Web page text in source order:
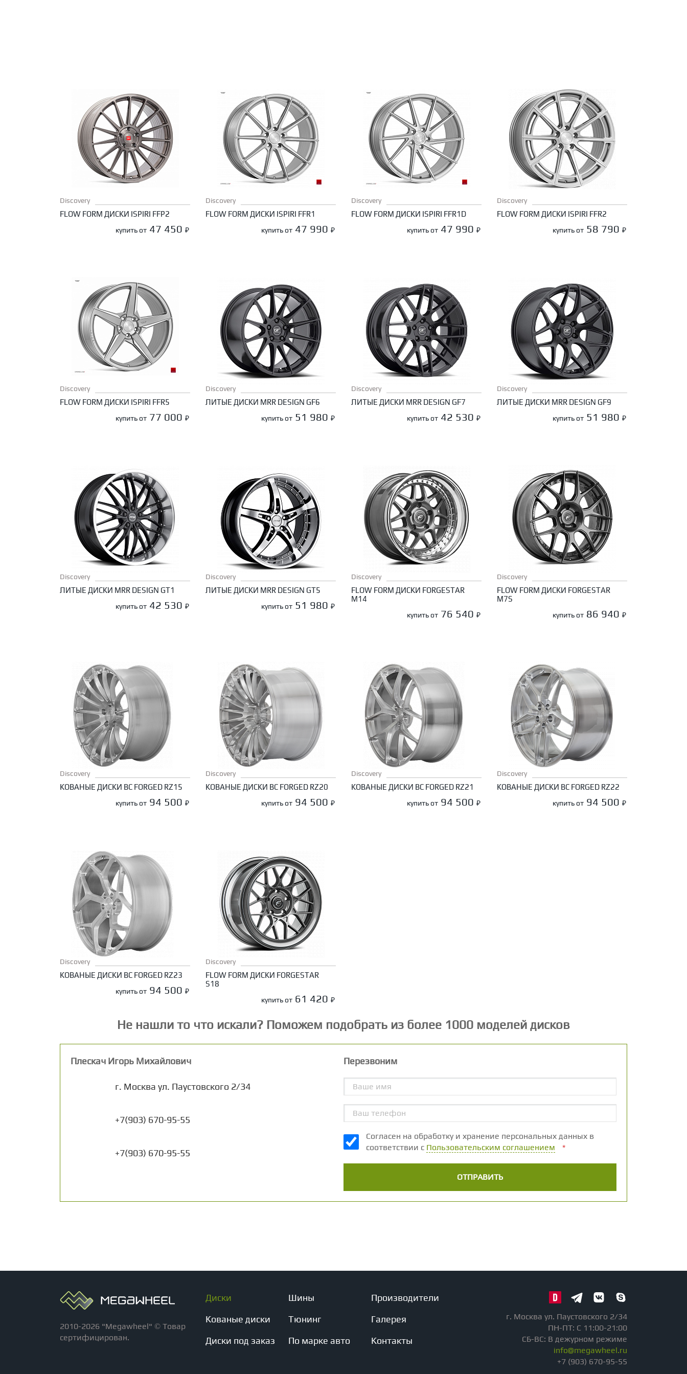
Discovery
FLOW FORM ДИСКИ ISPIRI FFP2
купить от 47 450 ₽
Discovery
FLOW FORM ДИСКИ ISPIRI FFR1
купить от 47 990 ₽
Discovery
FLOW FORM ДИСКИ ISPIRI FFR1D
купить от 47 990 ₽
Discovery
FLOW FORM ДИСКИ ISPIRI FFR2
купить от 58 790 ₽
Discovery
FLOW FORM ДИСКИ ISPIRI FFR5
купить от 77 000 ₽
Discovery
ЛИТЫЕ ДИСКИ MRR DESIGN GF6
купить от 51 980 ₽
Discovery
ЛИТЫЕ ДИСКИ MRR DESIGN GF7
купить от 42 530 ₽
Discovery
ЛИТЫЕ ДИСКИ MRR DESIGN GF9
купить от 51 980 ₽
Discovery
ЛИТЫЕ ДИСКИ MRR DESIGN GT1
купить от 42 530 ₽
Discovery
ЛИТЫЕ ДИСКИ MRR DESIGN GT5
купить от 51 980 ₽
Discovery
FLOW FORM ДИСКИ FORGESTAR
M14
купить от 76 540 ₽
Discovery
FLOW FORM ДИСКИ FORGESTAR
M7S
купить от 86 940 ₽
Discovery
КОВАНЫЕ ДИСКИ BC FORGED RZ15
купить от 94 500 ₽
Discovery
КОВАНЫЕ ДИСКИ BC FORGED RZ20
купить от 94 500 ₽
Discovery
КОВАНЫЕ ДИСКИ BC FORGED RZ21
купить от 94 500 ₽
Discovery
КОВАНЫЕ ДИСКИ BC FORGED RZ22
купить от 94 500 ₽
Discovery
КОВАНЫЕ ДИСКИ BC FORGED RZ23
купить от 94 500 ₽
Discovery
FLOW FORM ДИСКИ FORGESTAR
S18
купить от 61 420 ₽
Не нашли то что искали? Поможем подобрать из более 1000 моделей дисков
Плескач Игорь Михайлович
г. Москва ул. Паустовского 2/34
+7(903) 670-95-55
+7(903) 670-95-55
Перезвоним
Согласен на обработку и хранение персональных данных в
соответствии с Пользовательским соглашением *
2010-2026 "Megawheel" © Товар
сертифицирован.
Диски
Кованые диски
Диски под заказ
Шины
Тюнинг
По марке авто
Производители
Галерея
Контакты
г. Москва ул. Паустовского 2/34
ПН-ПТ: С 11:00-21:00
СБ-ВС: В дежурном режиме
info@megawheel.ru
+7 (903) 670-95-55